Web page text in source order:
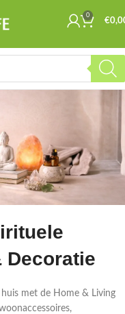
0
€
Decoratie
met de Home & Living